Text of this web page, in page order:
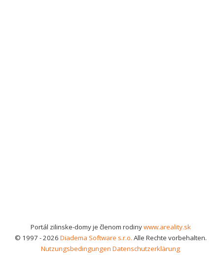
Portál zilinske-domy je členom rodinywww.areality.sk
© 1997 - 2026 Diadema Software s.r.o. Alle Rechte vorbehalten.
Nutzungsbedingungen Datenschutzerklärung